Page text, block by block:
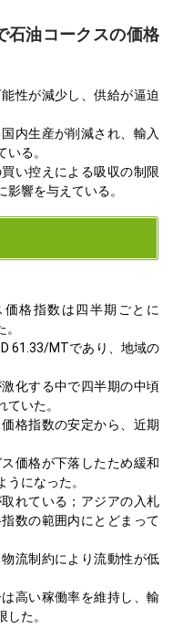
石油コークスの価格
性が減少し、供給が逼迫
内生産が削減され、輸入
る。
い控えによる吸収の制限
響を与えている。
格指数は四半期ごとに
61.33/MTであり、地域の
化する中で四半期の中頃
いた。
格指数の安定から、近期
価格が下落したため緩和
になった。
れている；アジアの入札
数の範囲内にとどまって
流制約により流動性が低
高い稼働率を維持し、輸
た。